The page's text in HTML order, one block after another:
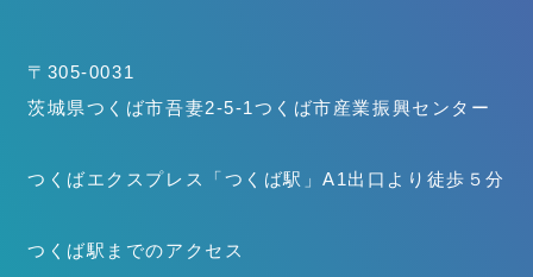
〒305-0031
茨城県つくば市吾妻2-5-1つくば市産業振興センター
つくばエクスプレス「つくば駅」A1出口より徒歩５分
つくば駅までのアクセス